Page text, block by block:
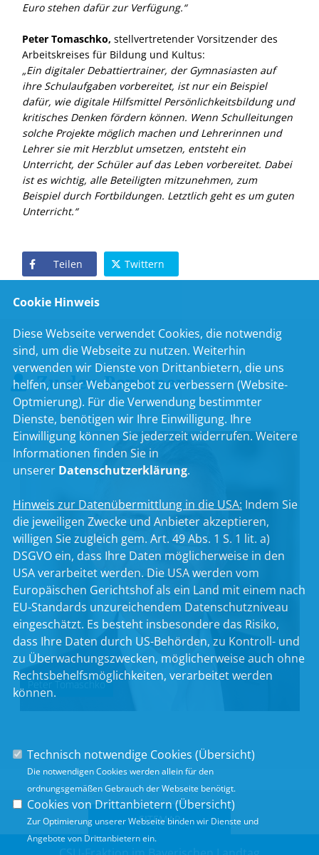
Euro stehen dafür zur Verfügung.“
Peter Tomaschko, stellvertretender Vorsitzender des
Arbeitskreises für Bildung und Kultus:
Ein digitaler Debattiertrainer, der Gymnasiasten auf
ihre Schulaufgaben vorbereitet, ist nur ein Beispiel
dafür, wie digitale Hilfsmittel Persönlichkeitsbildung und
kritisches Denken fördern können. Wenn Schulleitungen
solche Projekte möglich machen und Lehrerinnen und
Lehrer sie mit Herzblut umsetzen, entsteht ein
Unterricht, der Schüler auf das Leben vorbereitet. Dabei
ist es wichtig, alle Beteiligten mitzunehmen, zum
Beispiel durch Fortbildungen. Letztlich geht es um guten
Unterricht.“
Teilen Twittern
Zu den Personen
SITEMAP
Cookie Hinweis
Diese Webseite verwendet Cookies, die notwendig
sind, um die Webseite zu nutzen. Weiterhin
verwenden wir Dienste von Drittanbietern, die uns
helfen, unser Webangebot zu verbessern (Website-
Optmierung). Für die Verwendung bestimmter
Dienste, benötigen wir Ihre Einwilligung. Ihre
Einwilligung können Sie jederzeit widerrufen. Weitere
Informationen finden Sie in
unserer Datenschutzerklärung.
Hinweis zur Datenübermittlung in die USA: Indem Sie
die jeweiligen Zwecke und Anbieter akzeptieren,
willigen Sie zugleich gem. Art. 49 Abs. 1 S. 1 lit. a)
DSGVO ein, dass Ihre Daten möglicherweise in den
USA verarbeitet werden. Die USA werden vom
Europäischen Gerichtshof als ein Land mit einem nach
EU-Standards unzureichendem Datenschutzniveau
eingeschätzt. Es besteht insbesondere das Risiko,
dass Ihre Daten durch US-Behörden, zu Kontroll- und
zu Überwachungszwecken, möglicherweise auch ohne
Rechtsbehelfsmöglichkeiten, verarbeitet werden
können.
Technisch notwendige Cookies (Übersicht)
Die notwendigen Cookies werden allein für den
ordnungsgemäßen Gebrauch der Webseite benötigt.
Cookies von Drittanbietern (Übersicht)
Zur Optimierung unserer Webseite binden wir Dienste und
Angebote von Drittanbietern ein.